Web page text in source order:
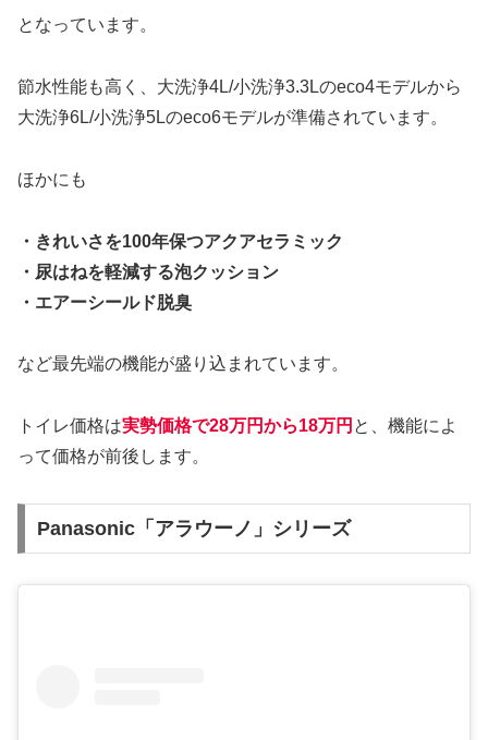
となっています。
節水性能も高く、大洗浄4L/小洗浄3.3Lのeco4モデルから
大洗浄6L/小洗浄5Lのeco6モデルが準備されています。
ほかにも
・きれいさを100年保つアクアセラミック
・尿はねを軽減する泡クッション
・エアーシールド脱臭
など最先端の機能が盛り込まれています。
トイレ価格は実勢価格で28万円から18万円 と、機能によ
って価格が前後します。
Panasonic「アラウーノ」シリーズ